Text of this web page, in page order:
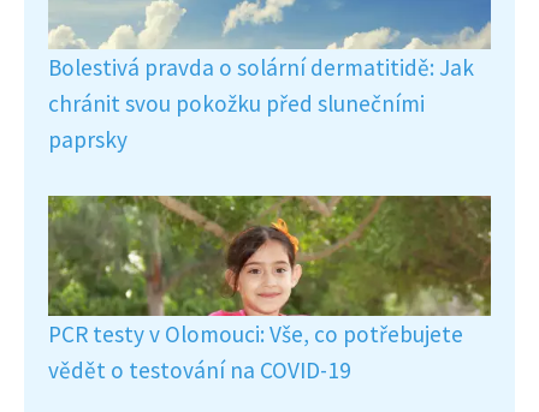
Bolestivá pravda o solární dermatitidě: Jak
chránit svou pokožku před slunečními
paprsky
PCR testy v Olomouci: Vše, co potřebujete
vědět o testování na COVID-19